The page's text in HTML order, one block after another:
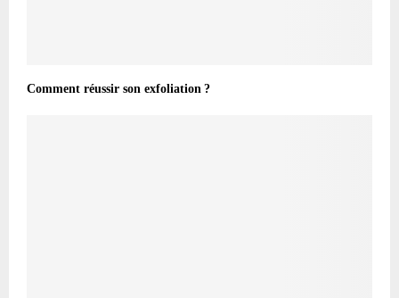
Comment réussir son exfoliation ?